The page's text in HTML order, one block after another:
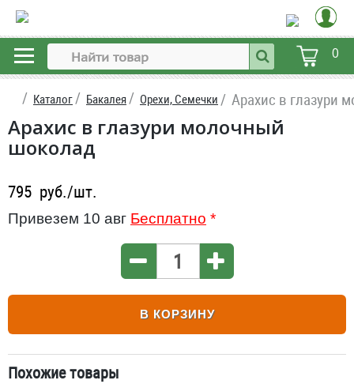
0
Каталог Бакалея Орехи, Семечки Арахис в глазури
Арахис в глазури молочный
шоколад
795 руб./шт.
Привезем 10 авг Бесплатно *
В КОРЗИНУ
Похожие товары